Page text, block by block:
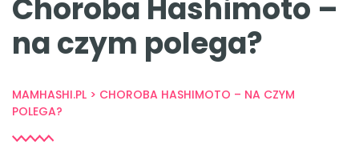
Choroba Hashimoto –
na czym polega?
MAMHASHI.PL > CHOROBA HASHIMOTO – NA CZYM
POLEGA?